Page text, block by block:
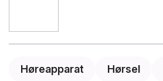
Høreapparat Hørsel